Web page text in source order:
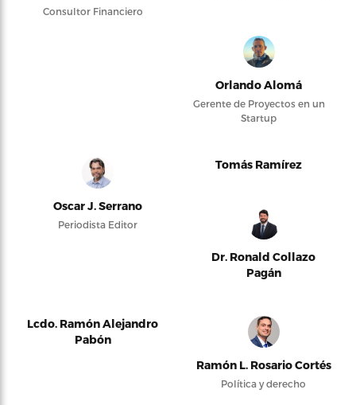
Consultor Financiero
Orlando Alomá
Gerente de Proyectos en un
Startup
Oscar J. Serrano
Periodista Editor
Tomás Ramírez
Dr. Ronald Collazo
Pagán
Lcdo. Ramón Alejandro
Pabón
Ramón L. Rosario Cortés
Política y derecho